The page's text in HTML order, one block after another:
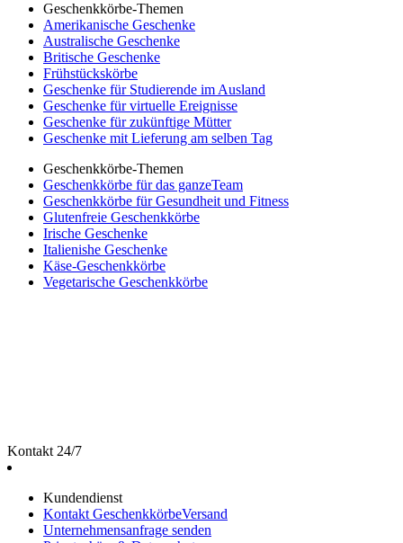
Geschenkkörbe-Themen
Amerikanische Geschenke
Australische Geschenke
Britische Geschenke
Frühstückskörbe
Geschenke für Studierende im Ausland
Geschenke für virtuelle Ereignisse
Geschenke für zukünftige Mütter
Geschenke mit Lieferung am selben Tag
Geschenkkörbe-Themen
Geschenkkörbe für das ganzeTeam
Geschenkkörbe für Gesundheit und Fitness
Glutenfreie Geschenkkörbe
Irische Geschenke
Italienishe Geschenke
Käse-Geschenkkörbe
Vegetarische Geschenkkörbe
Kontakt 24/7
Kundendienst
Kontakt GeschenkkörbeVersand
Unternehmensanfrage senden